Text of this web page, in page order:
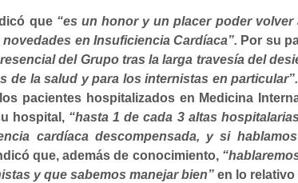
que “es un honor y un placer poder volver
en Insuficiencia Cardíaca”. Por su
del Grupo tras la larga travesía del
de la salud y para los internistas en particular”.
pacientes hospitalizados en Medicina
hospital, “hasta 1 de cada 3 altas
cardíaca descompensada, y si
que, además de conocimiento,
y que sabemos manejar bien” en lo relativo